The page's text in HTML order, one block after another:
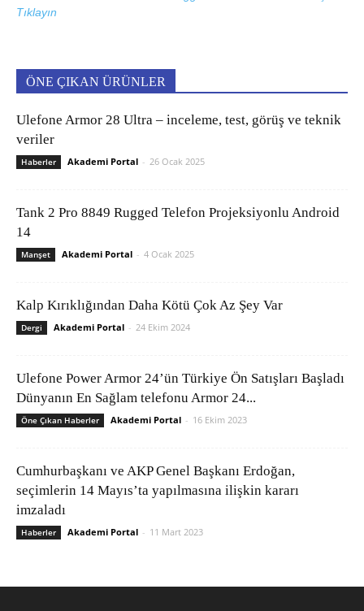
Tıklayın
ÖNE ÇIKAN ÜRÜNLER
Ulefone Armor 28 Ultra – inceleme, test, görüş ve teknik
veriler
Haberler Akademi Portal - 26 Ocak 2025
Tank 2 Pro 8849 Rugged Telefon Projeksiyonlu Android
14
Manşet Akademi Portal - 4 Ocak 2025
Kalp Kırıklığından Daha Kötü Çok Az Şey Var
Dergi Akademi Portal - 24 Ekim 2024
Ulefone Power Armor 24’ün Türkiye Ön Satışları Başladı
Dünyanın En Sağlam telefonu Armor 24...
Öne Çıkan Haberler Akademi Portal - 16 Ekim 2023
Cumhurbaşkanı ve AKP Genel Başkanı Erdoğan,
seçimlerin 14 Mayıs’ta yapılmasına ilişkin kararı
imzaladı
Haberler Akademi Portal - 11 Mart 2023